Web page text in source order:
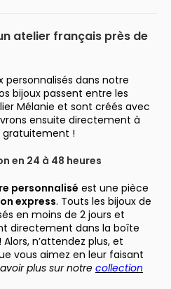
atelier français près de
personnalisés dans notre
bijoux passent entre les
Mélanie et sont créés avec
ensuite directement à
gratuitement !
en 24 à 48 heures
personnalisé est une pièce
express. Touts les bijoux de
en moins de 2 jours et
directement dans la boîte
n’attendez plus, et
vous aimez en leur faisant
plus surnotre collection